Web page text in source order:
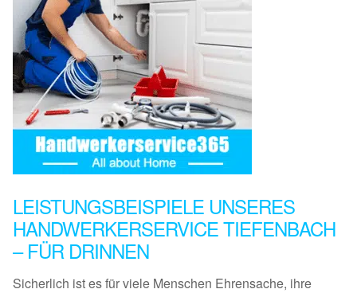
LEISTUNGSBEISPIELE UNSERES
HANDWERKERSERVICE TIEFENBACH
– FÜR DRINNEN
Sicherlich ist es für viele Menschen Ehrensache, ihre